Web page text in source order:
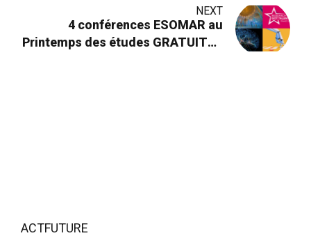
NEXT
4 conférences ESOMAR au
Printemps des études GRATUITES
ACTFUTURE